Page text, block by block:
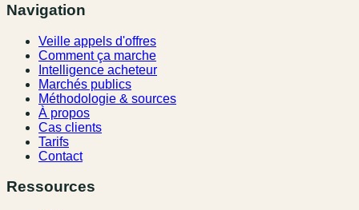
Navigation
Veille appels d'offres
Comment ça marche
Intelligence acheteur
Marchés publics
Méthodologie & sources
À propos
Cas clients
Tarifs
Contact
Ressources